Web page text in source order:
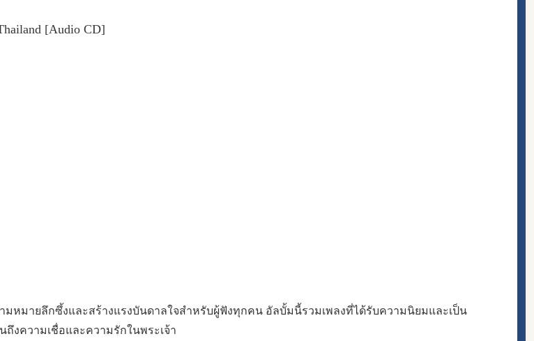
[Audio CD]
มหมายลึกซึ้งและสร้างแรงบันดาลใจสำหรับผู้ฟังทุกคน อัลบั้มนี้รวมเพลงที่ได้รับความนิยมและเป็น
งความเชื่อและความรักในพระเจ้า